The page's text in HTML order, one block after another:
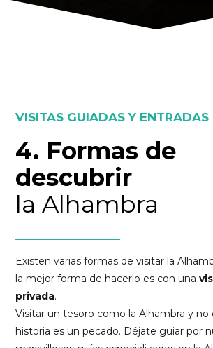
VISITAS GUIADAS Y ENTRADAS
4. Formas de
descubrir
la Alhambra
Existen varias formas de visitar la
la mejor forma de hacerlo es con una
privada.
Visitar un tesoro como la Alhambra y no
historia es un pecado. Déjate guiar por